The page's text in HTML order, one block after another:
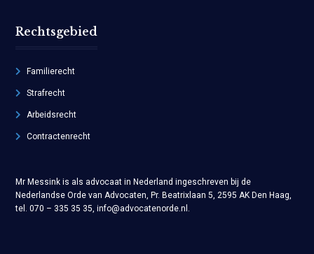
Rechtsgebied
Familierecht
Strafrecht
Arbeidsrecht
Contractenrecht
Mr Messink is als advocaat in Nederland ingeschreven bij de
Nederlandse Orde van Advocaten, Pr. Beatrixlaan 5, 2595 AK Den Haag,
tel. 070 – 335 35 35, info@advocatenorde.nl.